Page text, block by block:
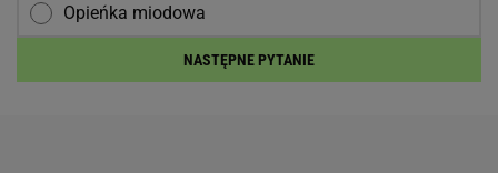
Opieńka miodowa
NASTĘPNE PYTANIE